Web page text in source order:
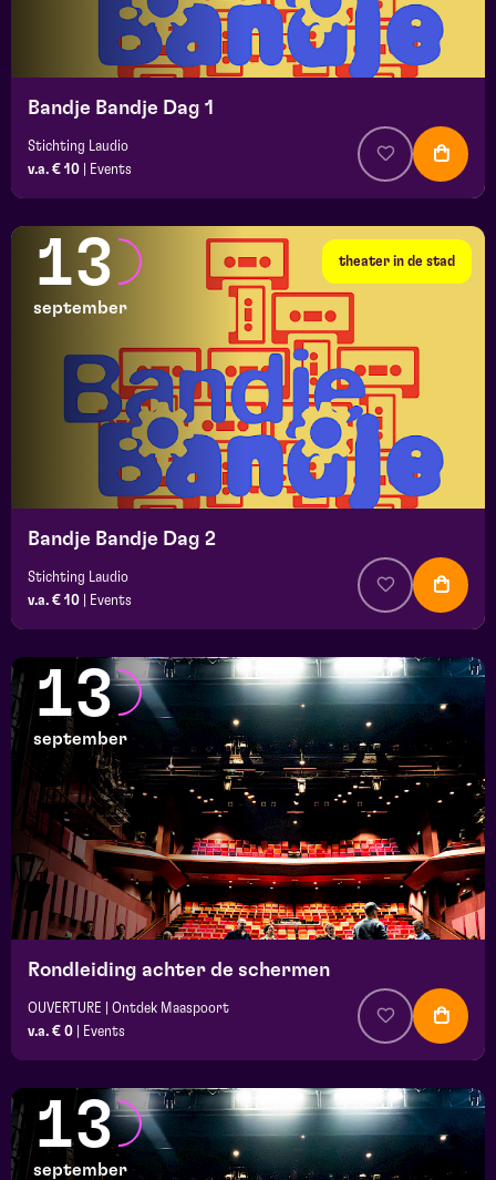
Bandje Bandje Dag 1
Stichting Laudio
v.a. € 10
Events
theater in de stad
13
september
Bandje Bandje Dag 2
Stichting Laudio
v.a. € 10
Events
13
september
Rondleiding achter de schermen
OUVERTURE | Ontdek Maaspoort
v.a. € 0
Events
13
september